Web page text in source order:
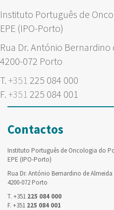
Instituto Português de
EPE (IPO-Porto)
Rua Dr. António Bernardino
4200-072 Porto
T. +351 225 084 000
F. +351 225 084 001
Contactos
Instituto Português de Oncologia do
EPE (IPO-Porto)
Rua Dr. António Bernardino de Almeida
4200-072 Porto
T. +351 225 084 000
F. +351 225 084 001